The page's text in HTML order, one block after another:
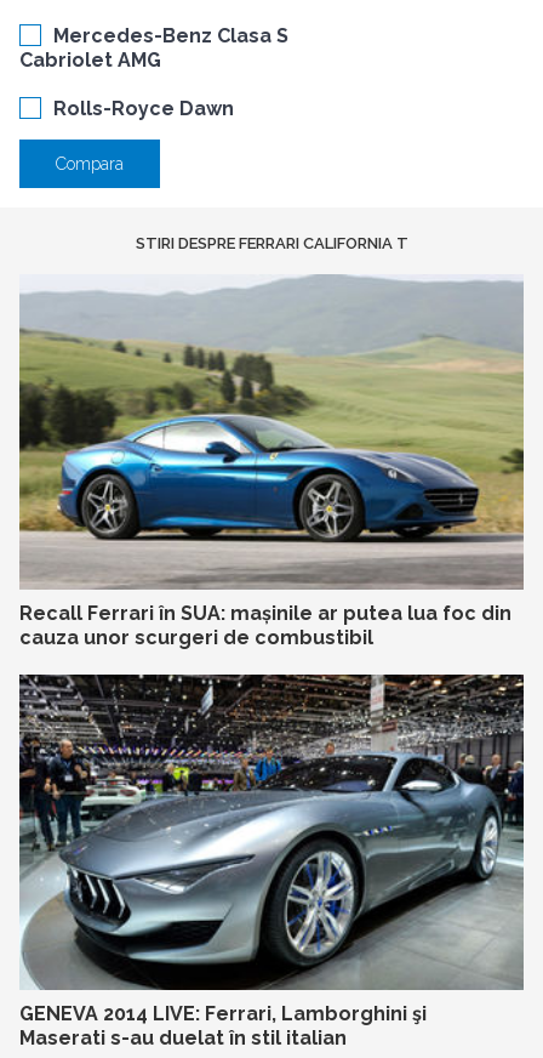
Mercedes-Benz Clasa S
Cabriolet AMG
Rolls-Royce Dawn
Compara
STIRI DESPRE FERRARI CALIFORNIA T
Recall Ferrari în SUA: mașinile ar putea lua foc din
cauza unor scurgeri de combustibil
GENEVA 2014 LIVE: Ferrari, Lamborghini şi
Maserati s-au duelat în stil italian